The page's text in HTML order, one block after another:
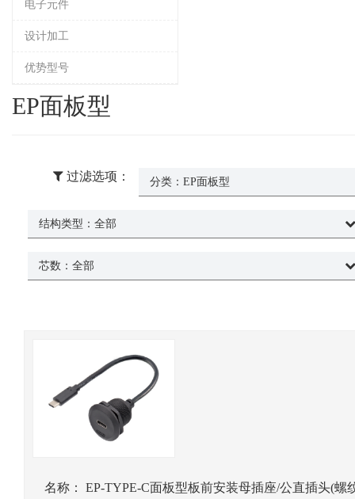
电子元件
设计加工
优势型号
EP面板型
过滤选项： 分类： EP面板型
结构类型： 全部
芯数： 全部
名称： EP-TYPE-C面板型板前安装母插座/公直插头(螺